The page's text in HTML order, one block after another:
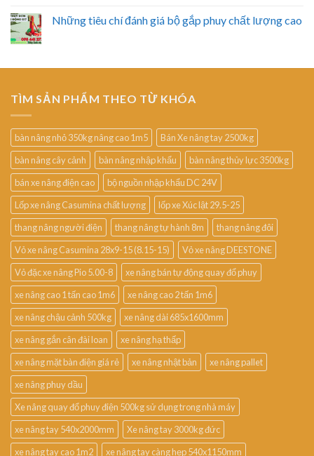
Những tiêu chí đánh giá bộ gắp phuy chất lượng cao
TÌM SẢN PHẨM THEO TỪ KHÓA
bàn nâng nhỏ 350kg nâng cao 1m5
Bán Xe nâng tay 2500kg
bàn nâng cây cảnh
bàn nâng nhập khẩu
bàn nâng thủy lực 3500kg
bán xe nâng điện cao
bộ nguồn nhập khẩu DC 24V
Lốp xe nâng Casumina chất lượng
lốp xe Xúc lật 29.5-25
thang nâng người điện
thang nâng tự hành 8m
thang nâng đôi
Vỏ xe nâng Casumina 28x9-15 (8.15-15)
Vỏ xe nâng DEESTONE
Vỏ đặc xe nâng Pio 5.00-8
xe nâng bán tự động quay đổ phuy
xe nâng cao 1 tấn cao 1m6
xe nâng cao 2 tấn 1m6
xe nâng chậu cảnh 500kg
xe nâng dài 685x1600mm
xe nâng gắn cân đài loan
xe nâng hạ thấp
xe nâng mặt bàn điện giá rẻ
xe nâng nhật bản
xe nâng pallet
xe nâng phuy dầu
Xe nâng quay đổ phuy điện 500kg sử dụng trong nhà máy
xe nâng tay 540x2000mm
Xe nâng tay 3000kg đức
xe nâng tay cao 1m2
xe nâng tay càng hẹp 540x1150mm